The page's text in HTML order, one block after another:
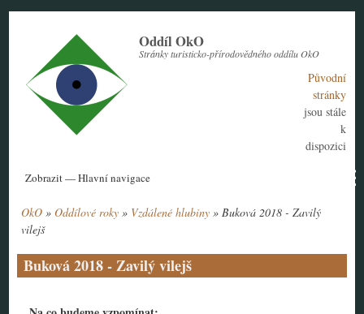
Oddíl OkO
Stránky turisticko-přírodovědného oddílu OkO
Původní
stránky
jsou stále
k
dispozici
Hlavní
Zobrazit — Hlavní navigace
Aktuální rok
Historie
Nábor členů
Kontakt
Tábor
Návody
Drobečková
OkO Oddílové roky Vzdálené hlubiny
Buková 2018 - Zavilý
vilejš
Buková 2018 - Zavilý vilejš